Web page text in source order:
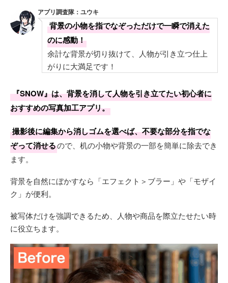
アプリ調査隊：ユウキ
背景の小物を指でなぞっただけで一瞬で消えた
のに感動！
余計な背景が切り抜けて、人物が引き立つ仕上
がりに大満足です！
『SNOW』は、背景を消して人物を引き立てたい初心者に
おすすめの写真加工アプリ。
撮影後に編集から消しゴムを選べば、不要な部分を指でな
ぞって消せるので、机の小物や背景の一部を簡単に除去でき
ます。
背景を自然にぼかすなら「エフェクト＞ブラー」や「モザイ
ク」が便利。
被写体だけを強調できるため、人物や商品を際立たせたい時
に役立ちます。